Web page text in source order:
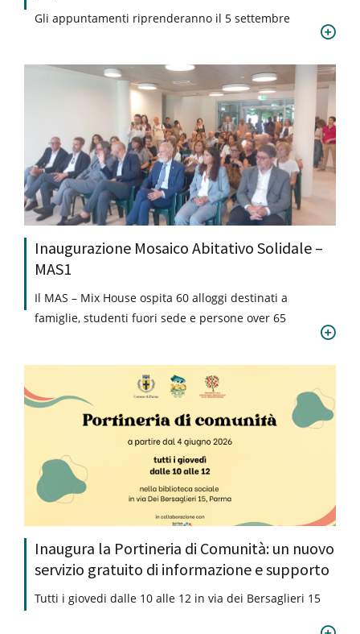
Gli appuntamenti riprenderanno il 5 settembre
Inaugurazione Mosaico Abitativo Solidale –
MAS1
Il MAS – Mix House ospita 60 alloggi destinati a
famiglie, studenti fuori sede e persone over 65
Inaugura la Portineria di Comunità: un nuovo
servizio gratuito di informazione e supporto
Tutti i giovedi dalle 10 alle 12 in via dei Bersaglieri 15